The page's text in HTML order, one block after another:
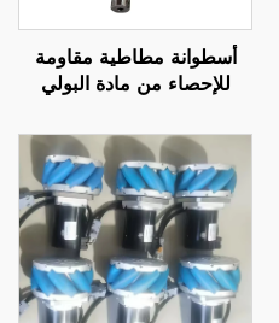
أسطوانة مطاطية مقاومة
للإحصاء من مادة البولي
آلات الوضع التصنيفي
الكهربائية في قطاع النقل
والآلات